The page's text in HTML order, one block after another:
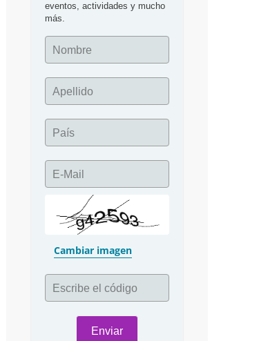
eventos, actividades y mucho
más.
Nombre
Apellido
País
E-Mail
Cambiar imagen
Escribe el código